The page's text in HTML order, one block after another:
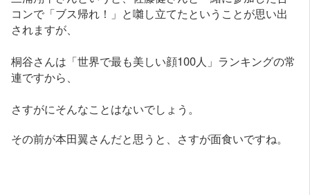
コンで「ブス帰れ！」と囃し立てたということが思い出
されますが、
桐谷さんは「世界で最も美しい顔100人」ランキングの常
連ですから、
さすがにそんなことはないでしょう。
その前が本田翼さんだと思うと、さすが面食いですね。